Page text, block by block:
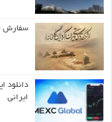
سفارش
ایرانی